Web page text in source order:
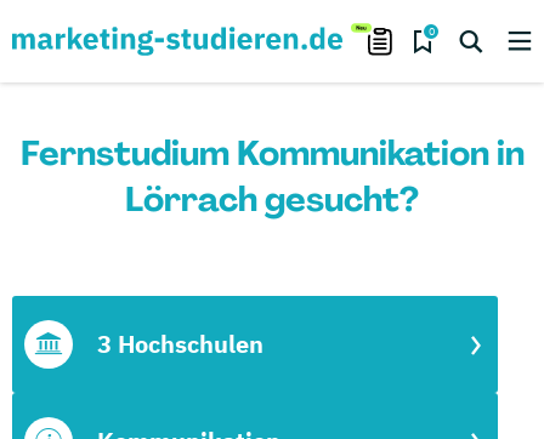
0
Fernstudium Kommunikation in
Lörrach gesucht?
3 Hochschulen